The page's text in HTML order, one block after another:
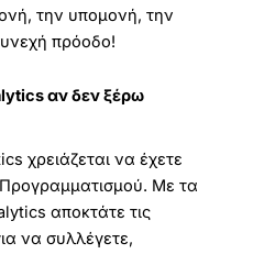
την υπομονή, την
πρόοδο!
αν δεν ξέρω
χρειάζεται να έχετε
Με τα
αποκτάτε τις
να συλλέγετε,